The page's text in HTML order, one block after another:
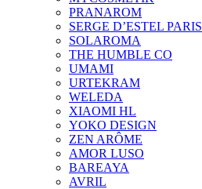
PRANAROM
SERGE D’ESTEL PARIS
SOLAROMA
THE HUMBLE CO
UMAMI
URTEKRAM
WELEDA
XIAOMI HL
YOKO DESIGN
ZEN ARÔME
AMOR LUSO
BAREAYA
AVRIL